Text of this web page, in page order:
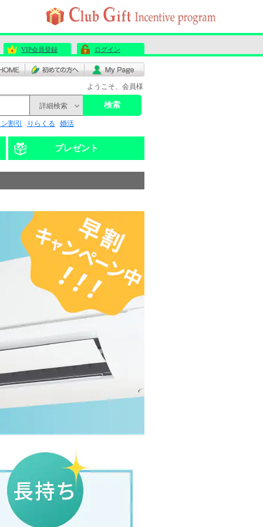
VIP会員登録 ログイン
ようこそ、会員様
詳細検索 検索
割引 りらくる 婚活
プレゼント